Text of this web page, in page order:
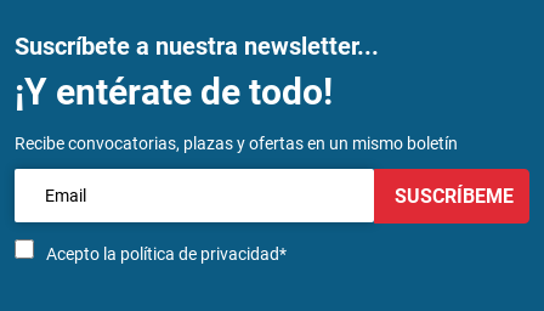
Suscríbete a nuestra newsletter...
¡Y entérate de todo!
Recibe convocatorias, plazas y ofertas en un mismo boletín
Acepto la política de privacidad*
SUSCRÍBEME